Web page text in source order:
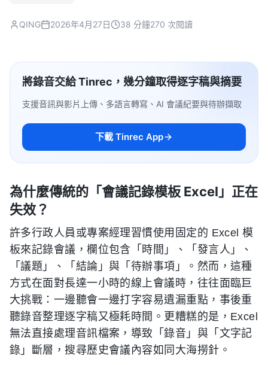
QING 2026年4月27日 38 分鐘270 次閱讀
將錄音交給 Tinrec，幾分鐘取得逐字稿與摘要
支援音訊與影片上傳、多語言轉寫、AI 會議紀要與待辦擷取
下載 Tinrec App
為什麼傳統的「會議記錄模板 Excel」正在
失效？
許多行政人員或專案經理習慣使用固定的 Excel 模
板來記錄會議，欄位包含「時間」、「發言人」、
「議題」、「結論」與「待辦事項」。然而，這種
方式在面對長達一小時的線上會議時，往往面臨巨
大挑戰：一邊聽會一邊打字容易遺漏重點，事後重
聽錄音整理逐字稿又極耗時間。更糟糕的是，Excel
無法直接處理音訊檔案，導致「錄音」與「文字記
錄」斷層，搜尋歷史會議內容如同大海撈針。